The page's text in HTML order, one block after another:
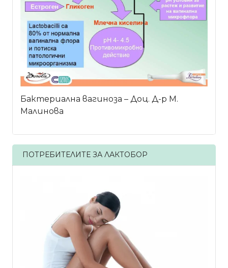
Бактериална вагиноза – Доц. Д-р М.
Малинова
ПОТРЕБИТЕЛИТЕ ЗА ЛАКТОБОР